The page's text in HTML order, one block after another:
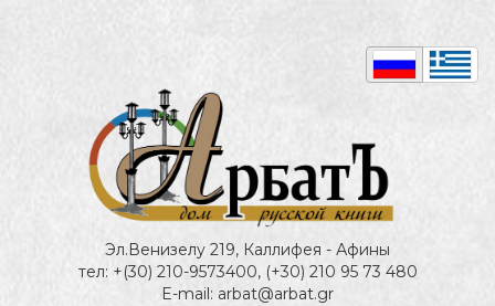
Эл.Венизелу 219, Каллифея - Афины
тел: +(30) 210-9573400, (+30) 210 95 73 480
E-mail: arbat@arbat.gr